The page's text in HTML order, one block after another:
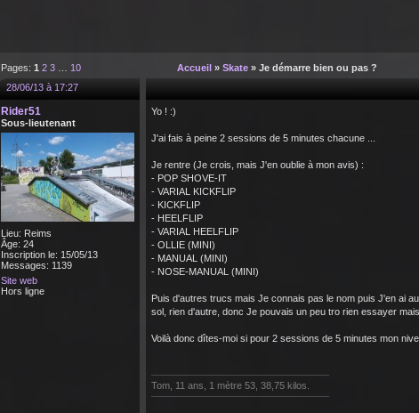
Pages: 1 2 3 10 Accueil » Skate » Je démarre bien ou pas ?
28/06/13 à 17:27
Rider51
Sous-lieutenant
Lieu: Reims
Âge: 24
Inscription le: 15/05/13
Messages: 1139
Site web
Hors ligne
Yo ! :)
J'ai fais à peine 2 sessions de 5 minutes chacune ...
Je rentre (Je crois, mais J'en oublie à mon avis) :
- POP SHOVE-IT
- VARIAL KICKFLIP
- KICKFLIP
- HEELFLIP
- VARIAL HEELFLIP
- OLLIE (MINI)
- MANUAL (MINI)
- NOSE-MANUAL (MINI)
Puis d'autres trucs mais Je connais pas le nom puis J'en ai
sol, rien d'autre, donc Je pouvais un peu tro rien essayer mais
Voilà donc dîtes-moi si pour 2 sessions de 5 minutes mon
Tom, 11 ans, 1 mètre 53, 38,75 kilos.